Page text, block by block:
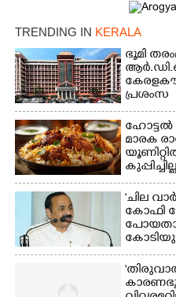
TRENDING IN KERALA
ഭൂമി
പ്രശംസ
ഹോട്ടൽ
മാരക
'ചില
കോഫി